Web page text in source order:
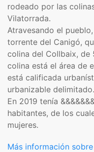
rodeado por las
Vilatorrada.
Atravesando el
torrente del Canigó,
colina del Collbaix, de
colina está el área de
está calificada
urbanizable delimitado.
En 2019 tenía
habitantes, de los
mujeres.
Más información